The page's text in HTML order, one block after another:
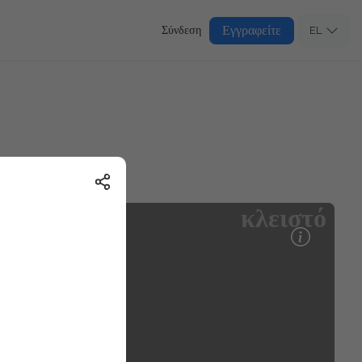
Σύνδεση Εγγραφείτε EL
κλειστό